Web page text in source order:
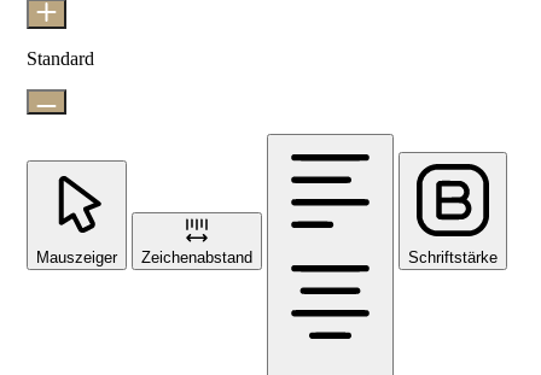
Standard
Mauszeiger Zeichenabstand Schriftstärke